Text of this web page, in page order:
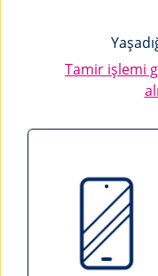
Tamir işlemi